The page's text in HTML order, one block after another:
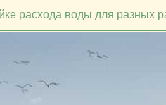
расхода воды для разных